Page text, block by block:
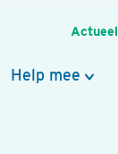
Actueel
Help mee